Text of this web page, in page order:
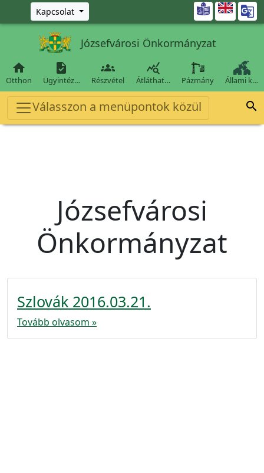
Ugrás a fő tartalomra
Kapcsolat 
Józsefvárosi Önkormányzat

Otthon

Ügyintéz…

Részvétel

Átláthat… Pázmány Állami k…
Válasszon a menüpontok közül 
Józsefvárosi
Önkormányzat
Szlovák 2016.03.21.
Tovább olvasom »